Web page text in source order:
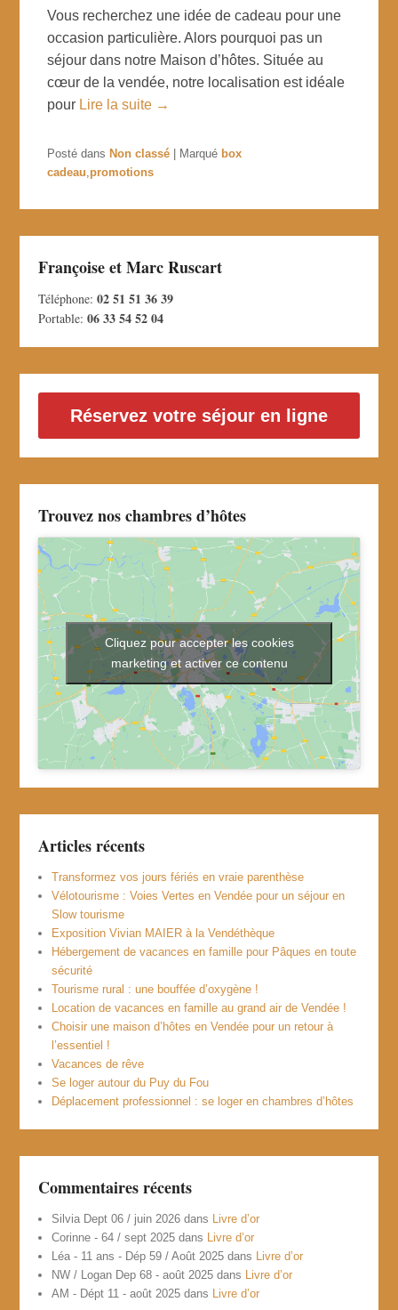
Vous recherchez une idée de cadeau pour une
occasion particulière. Alors pourquoi pas un
séjour dans notre Maison d’hôtes. Située au
cœur de la vendée, notre localisation est idéale
pour Lire la suite →
Posté dans Non classé Marqué box
cadeau promotions
Françoise et Marc Ruscart
Téléphone:02 51 51 36 39
Portable:06 33 54 52 04
Réservez votre séjour en ligne
Trouvez nos chambres d’hôtes
Cliquez pour accepter les cookies
marketing et activer ce contenu
Articles récents
Transformez vos jours fériés en vraie parenthèse
Vélotourisme : Voies Vertes en Vendée pour un séjour en
Slow tourisme
Exposition Vivian MAIER à la Vendéthèque
Hébergement de vacances en famille pour Pâques en toute
sécurité
Tourisme rural : une bouffée d’oxygène !
Location de vacances en famille au grand air de Vendée !
Choisir une maison d’hôtes en Vendée pour un retour à
l’essentiel !
Vacances de rêve
Se loger autour du Puy du Fou
Déplacement professionnel : se loger en chambres d’hôtes
Commentaires récents
Silvia Dept 06 / juin 2026 dans Livre d’or
Corinne - 64 / sept 2025 dans Livre d’or
Léa - 11 ans - Dép 59 / Août 2025 dans Livre d’or
NW / Logan Dep 68 - août 2025 dans Livre d’or
AM - Dépt 11 - août 2025 dans Livre d’or